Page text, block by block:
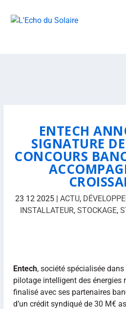
ENTECH
SIGNATURE
CONCOURS
23 12 2025| ACTU,
INSTALLATEUR,STOCKAGE,
Entech, société spécialisée
pilotage intelligent des énergies
finalisé avec ses partenaires
d’un crédit syndiqué de 30 M€